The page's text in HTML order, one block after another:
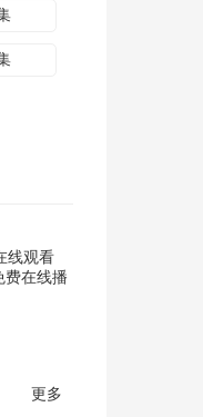
线观看
费在线播
更多